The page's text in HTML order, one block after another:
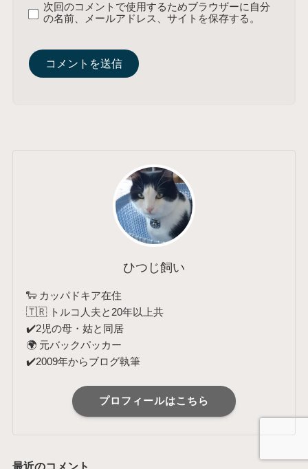
次回のコメントで使用するためブラウザーに自分
の名前、メールアドレス、サイトを保存する。
ひつじ飼い
🐑 カッパドキア在住
🇹🇷 トルコ人夫と20年以上共
✔️2児の母・姑と同居
🌍 元バックパッカー
✔️2009年からブログ執筆
プロフィールはこちら
最近のコメント